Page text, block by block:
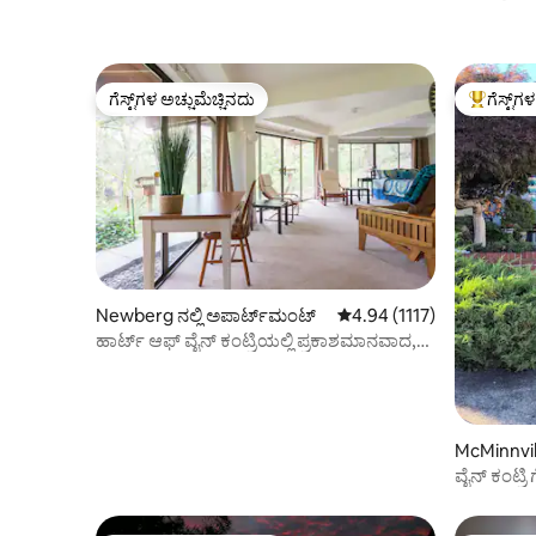
ಗೆಸ್ಟ್‌ಗಳ ಅಚ್ಚುಮೆಚ್ಚಿನದು
ಗೆಸ್ಟ್‌ಗಳ ಅಚ್ಚುಮೆಚ್ಚಿನದು
Newberg ನಲ್ಲಿ ಅಪಾರ್ಟ್‌ಮಂಟ್ 5 ರಲ್ಲಿ 4.94 ಸರಾಸರಿ
4.94 (1117)
ಹಾರ್ಟ್ ಆಫ್ ವೈನ್ ಕಂಟ್ರಿಯಲ್ಲಿ ಪ್ರಕಾಶಮಾನವಾದ,
ಗೆಸ್ಟ್‌ಗಳಿಗೆ
ವೈನ್